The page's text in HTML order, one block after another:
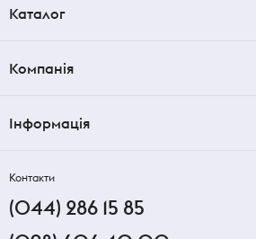
Каталог
Компанія
Інформація
Контакти
(044) 286 15 85